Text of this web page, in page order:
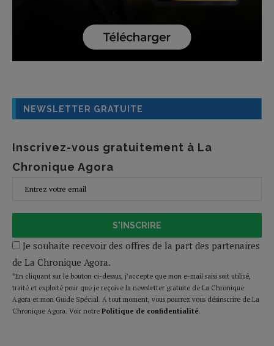
NEWSLETTER GRATUITE
Inscrivez-vous gratuitement à La
Chronique Agora
S'INSCRIRE
Je souhaite recevoir des offres de la part des partenaires
de La Chronique Agora.
*En cliquant sur le bouton ci-dessus, j’accepte que mon e-mail saisi soit utilisé,
traité et exploité pour que je reçoive la newsletter gratuite de La Chronique
Agora et mon Guide Spécial. A tout moment, vous pourrez vous désinscrire de La
Chronique Agora. Voir notre Politique de confidentialité.